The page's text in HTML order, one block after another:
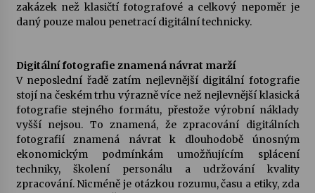
zakázek než klasičtí fotografové a celkový nepoměr je
daný pouze malou penetrací digitální technicky.
Digitální fotografie znamená návrat marží
V neposlední řadě zatím nejlevnější digitální fotografie
stojí na českém trhu výrazně více než nejlevnější klasická
fotografie stejného formátu, přestože výrobní náklady
vyšší nejsou. To znamená, že zpracování digitálních
fotografií znamená návrat k dlouhodobě únosným
ekonomickým podmínkám umožňujícím splácení
techniky, školení personálu a udržování kvality
zpracování. Nicméně je otázkou rozumu, času a etiky, zda